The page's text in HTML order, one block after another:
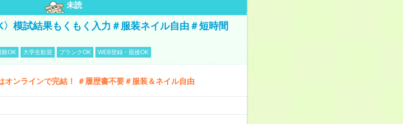
未読
〉模試結果もくもく入力＃服装ネイル自由＃短時間
験OK 大学生歓迎 ブランクOK WEB登録・面接OK
オンラインで完結！ ＃履歴書不要＃服装＆ネイル自由